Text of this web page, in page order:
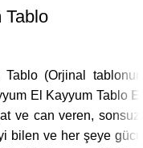
Tablo
Tablo (Orjinal tablonun
El Kayyum Tablo El
ve can veren, sonsuz,
bilen ve her şeye gücü